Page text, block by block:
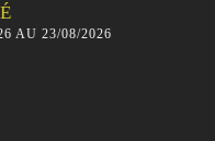
AU 23/08/2026